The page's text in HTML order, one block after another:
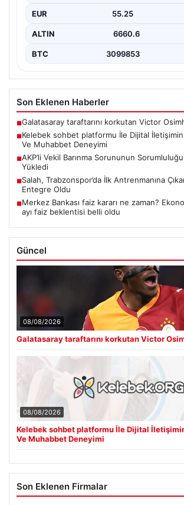
Halen pek…
EUR 55.25
ALTIN 6660.6
BTC 3099853
Son Eklenen Haberler
■Galatasaray taraftarını korkutan Victor
■Kelebek sohbet platformu İle Dijital
Ve Muhabbet Deneyimi
■AKP’li Vekil Barınma Sorununun
Yükledi
■Salah, Trabzonspor’da İlk Antrenmanına
Entegre Oldu
■Merkez Bankası faiz kararı ne zaman?
ayı faiz beklentisi belli oldu
Güncel
08/08/2026
Galatasaray taraftarını korkutan Victor
08/08/2026
Kelebek sohbet platformu İle Dijital
Ve Muhabbet Deneyimi
Son Eklenen Firmalar